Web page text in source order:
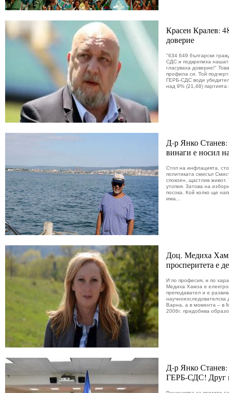
Красен Кралев:
доверие
"634 649 български
СДС и подкрепиха
гласуваха доверие!"
профила си. Той
ГЕРБ-СДС води
над 9% (21,48)
Д-р Янко Станев:
винаги е носил
Стоп на инфлацията,
политиката смисъл
спокоен, щастлив
утопия. Затова на
посока. Кой колко ще
има...
Доц. Медиха
просперитета е
И по професия, и по
Медиха Хамза е
преподавател и е
научноизследователска
Варна, а в момента – в
2006г. придобива
Д-р Янко Станев:
ГЕРБ-СДС! Друг